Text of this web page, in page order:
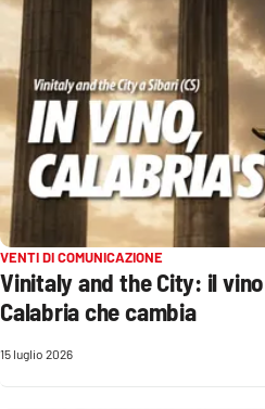
Economia e lavoro
Italia Mondo
Sanità
Sport
Cultura
Podcast
VENTI DI COMUNICAZIONE
Vinitaly and the City: il
Calabria che cambia
15 luglio 2026